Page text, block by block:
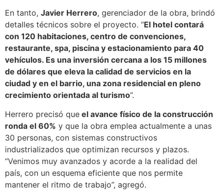
En tanto, Javier Herrero, gerenciador de la obra, brindó
detalles técnicos sobre el proyecto. “El hotel contará
con 120 habitaciones, centro de convenciones,
restaurante, spa, piscina y estacionamiento para 40
vehículos. Es una inversión cercana a los 15 millones
de dólares que eleva la calidad de servicios en la
ciudad y en el barrio, una zona residencial en pleno
crecimiento orientada al turismo”.
Herrero precisó que el avance físico de la construcción
ronda el 60% y que la obra emplea actualmente a unas
30 personas, con sistemas constructivos
industrializados que optimizan recursos y plazos.
“Venimos muy avanzados y acorde a la realidad del
país, con un esquema eficiente que nos permite
mantener el ritmo de trabajo”, agregó.